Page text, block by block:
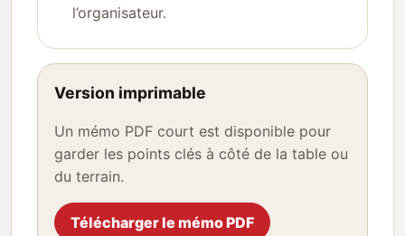
l’organisateur.
Version imprimable
Un mémo PDF court est disponible pour
garder les points clés à côté de la table ou
du terrain.
Télécharger le mémo PDF